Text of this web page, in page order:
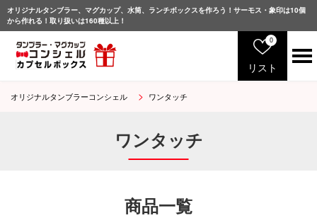
オリジナルタンブラー、マグカップ、水筒、ランチボックスを作ろう！サーモス・象印は10個
から作れる！取り扱いは160種以上！
リスト
0
サ
オリジナルタンブラーコンシェル ワンタッチ
ワンタッチ
商品一覧